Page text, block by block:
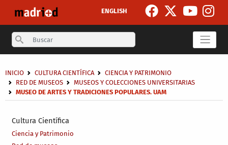
ENGLISH
Search
Cultura Científica
Ciencia y Patrimonio
Sobrescribir enlaces de ayuda a la navegación
INICIO CULTURA CIENTÍFICA
CIENCIA Y PATRIMONIO
RED DE MUSEOS
MUSEOS Y COLECCIONES UNIVERSITARIAS
MUSEO DE ARTES Y TRADICIONES POPULARES. UAM